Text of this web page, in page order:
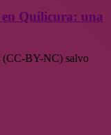
Quilicura: una
(CC-BY-NC) salvo